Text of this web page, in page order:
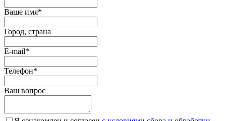
Ваше имя*
Город, страна
E-mail*
Телефон*
Ваш вопрос